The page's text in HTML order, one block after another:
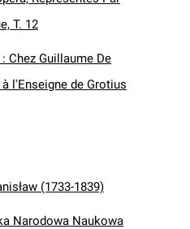
T. 12
Chez Guillaume De
l'Enseigne de Grotius
(1733-1839)
Narodowa Naukowa